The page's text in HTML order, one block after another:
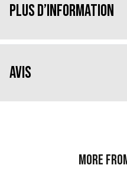
Plus d’information
Avis
More